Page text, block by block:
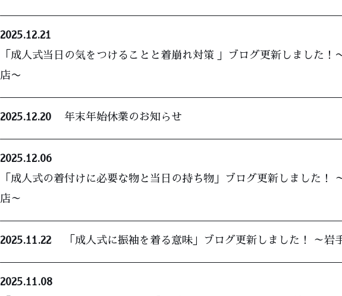
2025.12.21
「成人式当日の気をつけることと着崩れ対策 」ブログ更新しました！
店〜
2025.12.20 年末年始休業のお知らせ
2025.12.06
「成人式の着付けに必要な物と当日の持ち物」ブログ更新しました！
店～
2025.11.22 「成人式に振袖を着る意味」ブログ更新しました！ ～岩
2025.11.08